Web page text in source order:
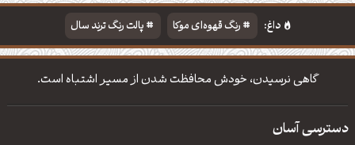
داغ: رنگ قهوه‌ای موکا
پالت رنگ ترند سال
دانلود والپیپر مذهبی
تایپوگرافی شعر مولانا
گاهی نرسیدن، خودش محافظت شدن از مسیر اشتباه است.
دسترسی آسان